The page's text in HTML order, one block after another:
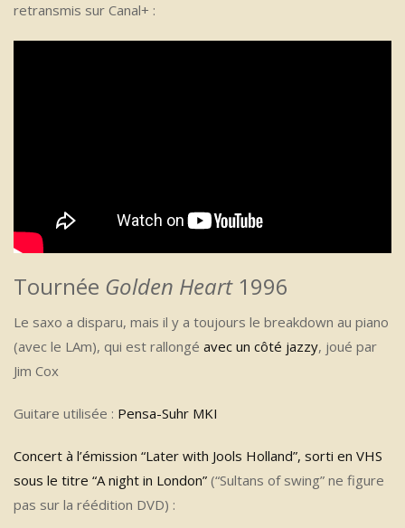
retransmis sur Canal+ :
Tournée Golden Heart1996
Le saxo a disparu, mais il y a toujours le breakdown au piano
(avec le LAm), qui est rallongé avec un côté jazzy, joué par
Jim Cox
Guitare utilisée : Pensa-Suhr MKI
Concert à l’émission “Later with Jools Holland”, sorti en VHS
sous le titre “A night in London” (“Sultans of swing” ne figure
pas sur la réédition DVD) :